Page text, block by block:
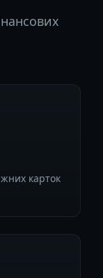
карток